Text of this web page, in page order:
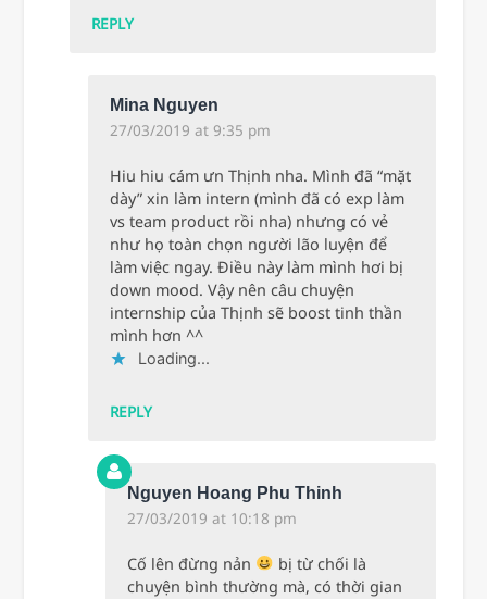
REPLY
Mina Nguyen
27/03/2019 at 9:35 pm
Hiu hiu cám ưn Thịnh nha. Mình đã “mặt
dày” xin làm intern (mình đã có exp làm
vs team product rồi nha) nhưng có vẻ
như họ toàn chọn người lão luyện để
làm việc ngay. Điều này làm mình hơi bị
down mood. Vậy nên câu chuyện
internship của Thịnh sẽ boost tinh thần
mình hơn ^^
Loading...
REPLY
Nguyen Hoang Phu Thinh
27/03/2019 at 10:18 pm
Cố lên đừng nản
bị từ chối là
chuyện bình thường mà, có thời gian